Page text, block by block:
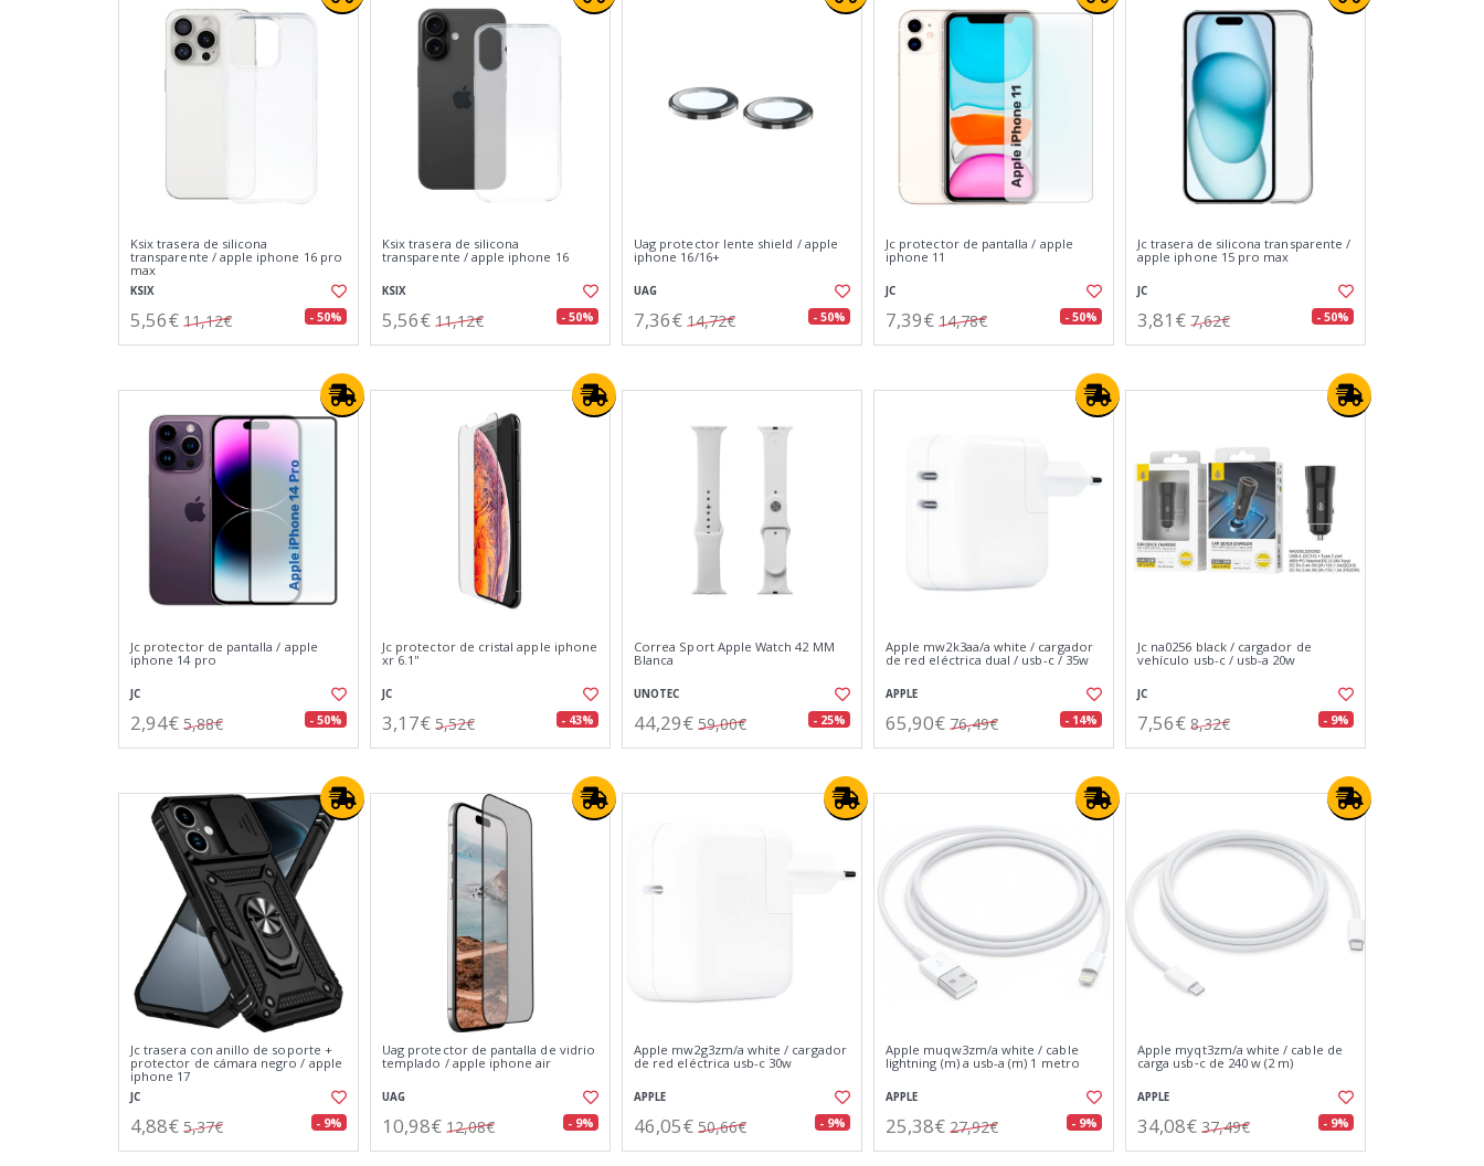
Ksix trasera de silicona
transparente / apple iphone 16 pro
max
KSIX
5,56€ 11,12€ - 50%
Ksix trasera de silicona
transparente / apple iphone 16
KSIX
5,56€ 11,12€ - 50%
Uag protector lente shield / apple
iphone 16/16+
UAG
7,36€ 14,72€ - 50%
Jc protector de pantalla / apple
iphone 11
JC
7,39€ 14,78€ - 50%
Jc trasera de silicona transparente /
apple iphone 15 pro max
JC
3,81€ 7,62€ - 50%
Jc protector de pantalla / apple
iphone 14 pro
JC
2,94€ 5,88€ - 50%
Jc protector de cristal apple iphone
xr 6.1''
JC
3,17€ 5,52€ - 43%
Correa Sport Apple Watch 42 MM
Blanca
UNOTEC
44,29€ 59,00€ - 25%
Apple mw2k3aa/a white / cargador
de red eléctrica dual / usb-c / 35w
APPLE
65,90€ 76,49€ - 14%
Jc na0256 black / cargador de
vehículo usb-c / usb-a 20w
JC
7,56€ 8,32€ - 9%
Jc trasera con anillo de soporte +
protector de cámara negro / apple
iphone 17
JC
4,88€ 5,37€ - 9%
Uag protector de pantalla de vidrio
templado / apple iphone air
UAG
10,98€ 12,08€ - 9%
Apple mw2g3zm/a white / cargador
de red eléctrica usb-c 30w
APPLE
46,05€ 50,66€ - 9%
Apple muqw3zm/a white / cable
lightning (m) a usb-a (m) 1 metro
APPLE
25,38€ 27,92€ - 9%
Apple myqt3zm/a white / cable de
carga usb‑c de 240 w (2 m)
APPLE
34,08€ 37,49€ - 9%